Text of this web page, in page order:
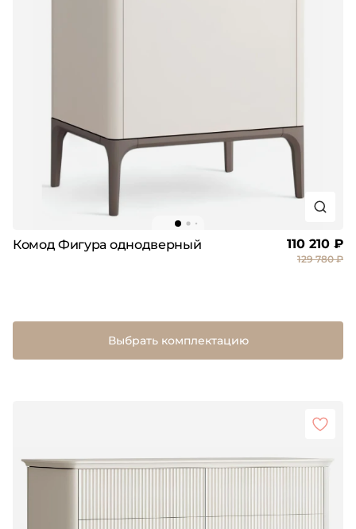
Комод Фигура однодверный 110 210 ₽
129 780 ₽
Выбрать комплектацию